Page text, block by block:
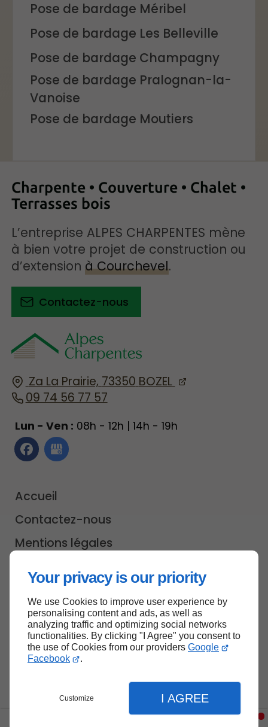
Your privacy is our priority
We use Cookies to improve user experience by
personalising content and ads, as well as
analyzing traffic and optimizing social networks
functionalities. By clicking "I Agree" you consent to
the use of Cookies from our providers Google
Facebook
.
Customize I AGREE
Pose de bardage Méribel
Pose de bardage Les Belleville
Pose de bardage Champagny
Pose de bardage Pralognan-la-
Vanoise
Pose de bardage Moutiers
Za La Prairie, 73350 BOZEL
09 74 56 77 57
Lun - Ven : 08h - 12h | 14h - 19h
Accueil
Contactez-nous
Mentions légales
Charpente • Couverture • Chalet •
Terrasses bois
L’entreprise ALPES CHARPENTES mène
à bien votre projet de construction ou
d’extensionà Courchevel.
Contactez-nous
Haut de page